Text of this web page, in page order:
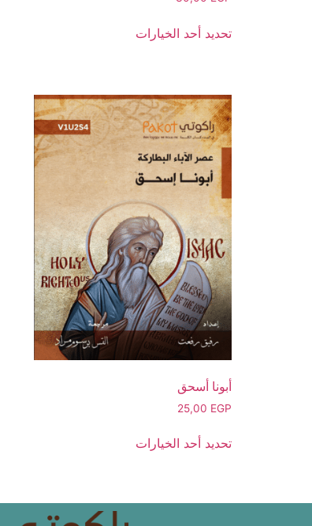
تحديد أحد الخيارات
أبونا أسحق
25,00 EGP
تحديد أحد الخيارات